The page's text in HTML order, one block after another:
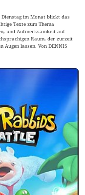
im Monat blickt das
Texte zum Thema
und Aufmerksamkeit auf
Raum, der zurzeit
lassen. Von DENNIS